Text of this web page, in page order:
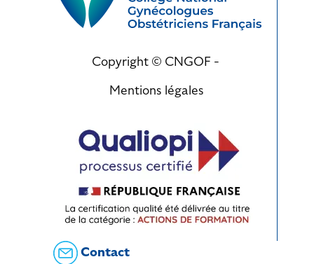
Copyright © CNGOF -
Mentions légales
Contact